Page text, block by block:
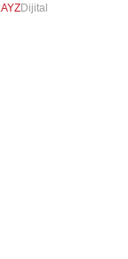
AYZDijital